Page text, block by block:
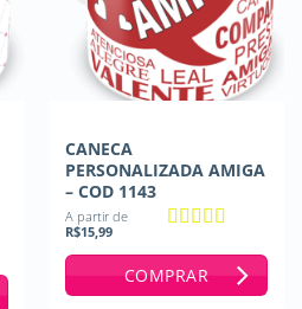
CANECA
PERSONALIZADA AMIGA
– COD 1143
A partir de
R$15,99
COMPRAR